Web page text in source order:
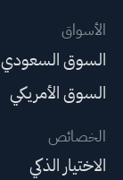
الأسواق
السوق السعودي
السوق الأمريكي
الخصائص
الاختيار الذكي